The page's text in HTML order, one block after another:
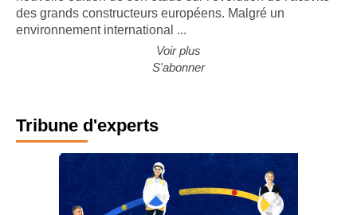
nouvelle édition de son étude sur l'évolution de l'activité
des grands constructeurs européens. Malgré un
Voir plus
Tribune d'experts